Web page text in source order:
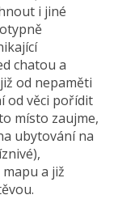
i jiné
chatou a
od nepaměti
od věci pořídit
místo zaujme,
ubytování na
a již